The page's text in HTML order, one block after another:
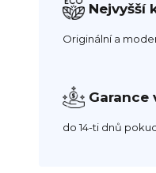
Nejvyšší
Originální a
Garance
do 14-ti dnů